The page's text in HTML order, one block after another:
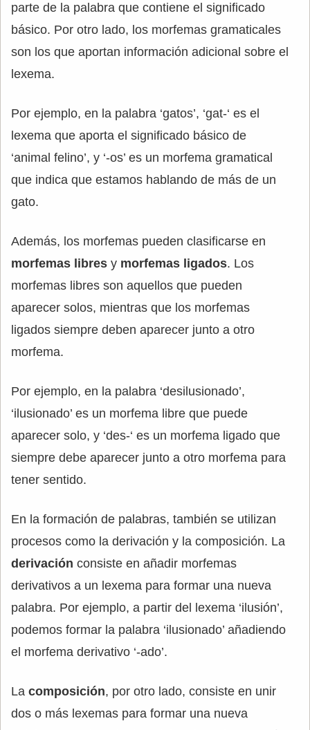
parte de la palabra que contiene el significado
básico. Por otro lado, los morfemas gramaticales
son los que aportan información adicional sobre el
lexema.
Por ejemplo, en la palabra ‘gatos’, ‘gat-‘ es el
lexema que aporta el significado básico de
‘animal felino’, y ‘-os’ es un morfema gramatical
que indica que estamos hablando de más de un
gato.
Además, los morfemas pueden clasificarse en
morfemas libres y morfemas ligados. Los
morfemas libres son aquellos que pueden
aparecer solos, mientras que los morfemas
ligados siempre deben aparecer junto a otro
morfema.
Por ejemplo, en la palabra ‘desilusionado’,
‘ilusionado’ es un morfema libre que puede
aparecer solo, y ‘des-‘ es un morfema ligado que
siempre debe aparecer junto a otro morfema para
tener sentido.
En la formación de palabras, también se utilizan
procesos como la derivación y la composición. La
derivación consiste en añadir morfemas
derivativos a un lexema para formar una nueva
palabra. Por ejemplo, a partir del lexema ‘ilusión’,
podemos formar la palabra ‘ilusionado’ añadiendo
el morfema derivativo ‘-ado’.
La composición, por otro lado, consiste en unir
dos o más lexemas para formar una nueva